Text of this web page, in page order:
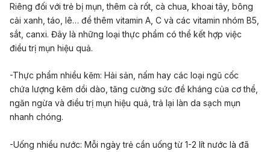
Riêng đối với trẻ bị mụn, thêm cà rốt, cà chua, khoai tây, bông
cải xanh, táo, lê… để thêm vitamin A, C và các vitamin nhóm B5,
sắt, canxi. Đây là những loại thực phẩm có thể kết hợp việc
điều trị mụn hiệu quả.
-Thực phẩm nhiều kẽm: Hải sản, nấm hay các loại ngũ cốc
chứa lượng kẽm dồi dào, tăng cường sức đề kháng của cơ thể,
ngăn ngừa và điều trị mụn hiệu quả, trả lại làn da sạch mụn
nhanh chóng.
-Uống nhiều nước: Mỗi ngày trẻ cần uống từ 1-2 lít nước là đã